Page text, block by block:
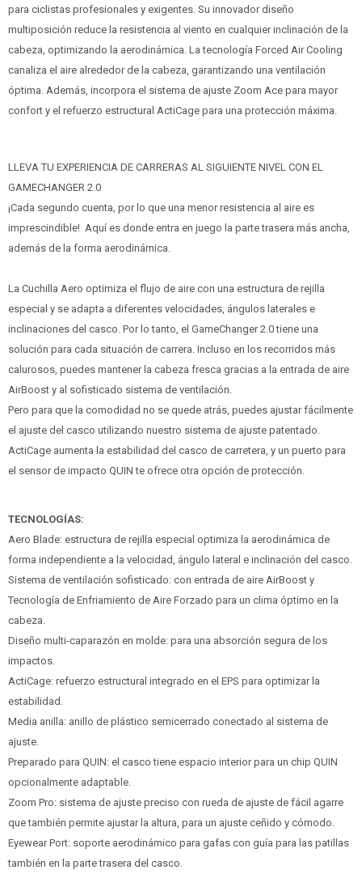
para ciclistas profesionales y exigentes. Su innovador diseño
multiposición reduce la resistencia al viento en cualquier inclinación de la
cabeza, optimizando la aerodinámica. La tecnología Forced Air Cooling
canaliza el aire alrededor de la cabeza, garantizando una ventilación
óptima. Además, incorpora el sistema de ajuste Zoom Ace para mayor
confort y el refuerzo estructural ActiCage para una protección máxima.
LLEVA TU EXPERIENCIA DE CARRERAS AL SIGUIENTE NIVEL CON EL
GAMECHANGER 2.0
¡Cada segundo cuenta, por lo que una menor resistencia al aire es
imprescindible! Aquí es donde entra en juego la parte trasera más ancha,
además de la forma aerodinámica.
La Cuchilla Aero optimiza el flujo de aire con una estructura de rejilla
especial y se adapta a diferentes velocidades, ángulos laterales e
inclinaciones del casco. Por lo tanto, el GameChanger 2.0 tiene una
solución para cada situación de carrera. Incluso en los recorridos más
calurosos, puedes mantener la cabeza fresca gracias a la entrada de aire
AirBoost y al sofisticado sistema de ventilación.
Pero para que la comodidad no se quede atrás, puedes ajustar fácilmente
el ajuste del casco utilizando nuestro sistema de ajuste patentado.
ActiCage aumenta la estabilidad del casco de carretera, y un puerto para
el sensor de impacto QUIN te ofrece otra opción de protección.
TECNOLOGÍAS:
Aero Blade: estructura de rejilla especial optimiza la aerodinámica de
forma independiente a la velocidad, ángulo lateral e inclinación del casco.
Sistema de ventilación sofisticado: con entrada de aire AirBoost y
Tecnología de Enfriamiento de Aire Forzado para un clima óptimo en la
cabeza.
Diseño multi-caparazón en molde: para una absorción segura de los
impactos.
ActiCage: refuerzo estructural integrado en el EPS para optimizar la
estabilidad.
Media anilla: anillo de plástico semicerrado conectado al sistema de
ajuste.
Preparado para QUIN: el casco tiene espacio interior para un chip QUIN
opcionalmente adaptable.
Zoom Pro: sistema de ajuste preciso con rueda de ajuste de fácil agarre
que también permite ajustar la altura, para un ajuste ceñido y cómodo.
Eyewear Port: soporte aerodinámico para gafas con guía para las patillas
también en la parte trasera del casco.